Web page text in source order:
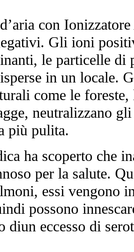
con
Gli ioni
le particelle di
in un locale.
come le
neutralizzano
più pulita.
ha scoperto che
per la salute.
essi vengono
possono
diun eccesso di